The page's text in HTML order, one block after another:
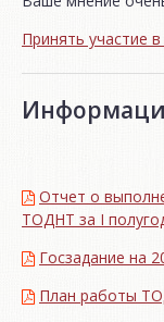
Принять участие
Отчет о
ТОДНТ за I
Госзадание на
План работы